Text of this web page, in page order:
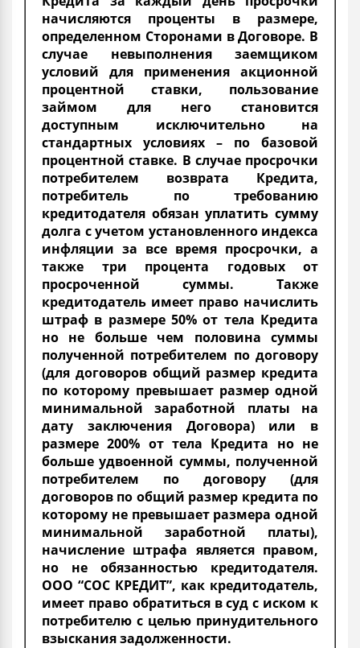
начисляются проценты в размере,
определенном Сторонами в Договоре. В
случае невыполнения заемщиком
условий для применения акционной
процентной ставки, пользование
займом для него становится
доступным исключительно на
стандартных условиях – по базовой
процентной ставке. В случае просрочки
потребителем возврата Кредита,
потребитель по требованию
кредитодателя обязан уплатить сумму
долга с учетом установленного индекса
инфляции за все время просрочки, а
также три процента годовых от
просроченной суммы. Также
кредитодатель имеет право начислить
штраф в размере 50% от тела Кредита
но не больше чем половина суммы
полученной потребителем по договору
(для договоров общий размер кредита
по которому превышает размер одной
минимальной заработной платы на
дату заключения Договора) или в
размере 200% от тела Кредита но не
больше удвоенной суммы, полученной
потребителем по договору (для
договоров по общий размер кредита по
которому не превышает размера одной
минимальной заработной платы),
начисление штрафа является правом,
но не обязанностью кредитодателя.
ООО “СОС КРЕДИТ”, как кредитодатель,
имеет право обратиться в суд с иском к
потребителю с целью принудительного
взыскания задолженности.